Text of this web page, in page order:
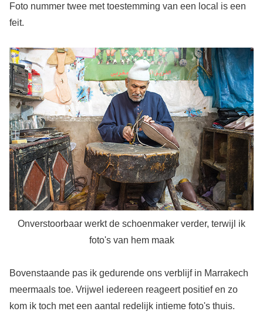
Foto nummer twee met toestemming van een local is een
feit.
Onverstoorbaar werkt de schoenmaker verder, terwijl ik
foto's van hem maak
Bovenstaande pas ik gedurende ons verblijf in Marrakech
meermaals toe. Vrijwel iedereen reageert positief en zo
kom ik toch met een aantal redelijk intieme foto's thuis.